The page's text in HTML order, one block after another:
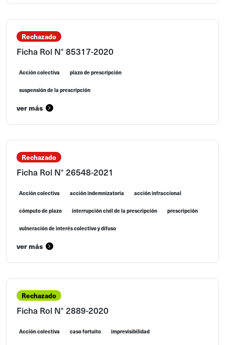
Rechazado
Ficha Rol N° 85317-2020
Acción colectiva plazo de prescripción
suspensión de la prescripción
ver más
Rechazado
Ficha Rol N° 26548-2021
Acción colectiva acción indemnizatoria acción infraccional
cómputo de plazo interrupción civil de la prescripción prescripción
vulneración de interés colectivo y difuso
ver más
Rechazado
Ficha Rol N° 2889-2020
Acción colectiva caso fortuito imprevisibilidad